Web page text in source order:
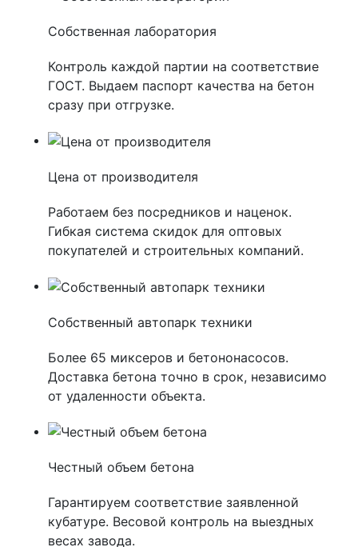
Собственная лаборатория
Контроль каждой партии на соответствие
ГОСТ. Выдаем паспорт качества на бетон
сразу при отгрузке.
Цена от производителя
Работаем без посредников и наценок.
Гибкая система скидок для оптовых
покупателей и строительных компаний.
Собственный автопарк техники
Более 65 миксеров и бетононасосов.
Доставка бетона точно в срок, независимо
от удаленности объекта.
Честный объем бетона
Гарантируем соответствие заявленной
кубатуре. Весовой контроль на выездных
весах завода.